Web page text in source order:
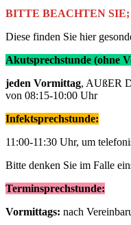
BITTE BEACHTEN
Diese finden Sie hier
Akutsprechstunde (ohne
jeden Vormittag, AUßER
von 08:15-10:00 Uhr
Infektsprechstunde:
11:00-11:30 Uhr, um
Bitte denken Sie im Falle
Terminsprechstunde:
Vormittags: nach